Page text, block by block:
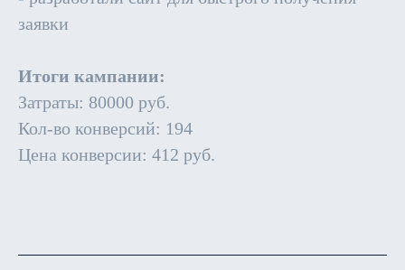
заявки
Итоги кампании:
Затраты: 80000 руб.
Кол-во конверсий: 194
Цена конверсии: 412 руб.